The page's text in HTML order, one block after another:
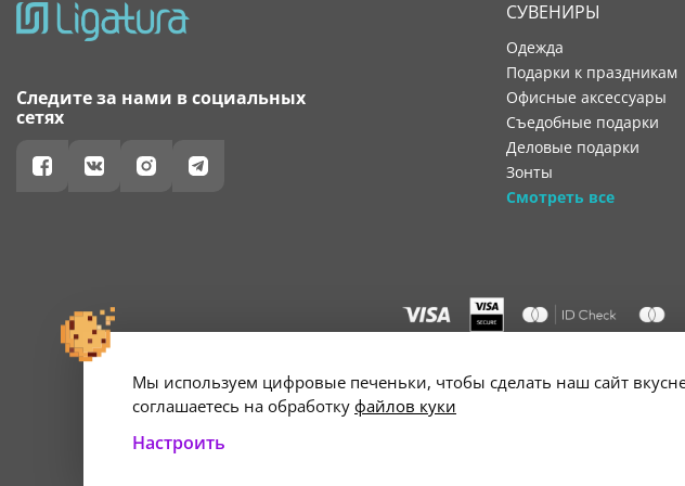
Следите за нами в социальных
сетях
СУВЕНИРЫ
Одежда
Подарки к праздникам
Офисные аксессуары
Съедобные подарки
Деловые подарки
Зонты
Смотреть все
г. Минск, ул. Амураторская, 4Б, цокольный
Свидетельство о государственной
Мы используем цифровые печеньки, чтобы сделать наш сайт
соглашаетесь на обработку файлов куки
Настроить